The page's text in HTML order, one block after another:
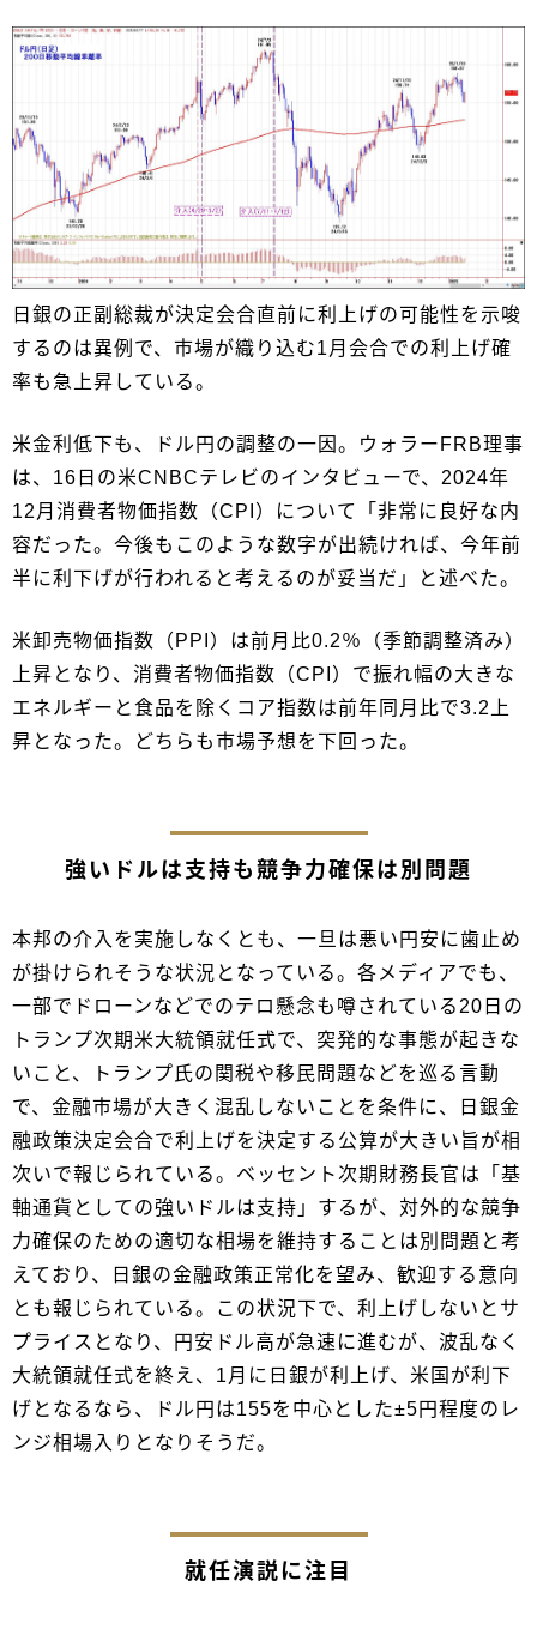
日銀の正副総裁が決定会合直前に利上げの可能性を示唆
するのは異例で、市場が織り込む1月会合での利上げ確
率も急上昇している。
米金利低下も、ドル円の調整の一因。ウォラーFRB理事
は、16日の米CNBCテレビのインタビューで、2024年
12月消費者物価指数（CPI）について「非常に良好な内
容だった。今後もこのような数字が出続ければ、今年前
半に利下げが行われると考えるのが妥当だ」と述べた。
米卸売物価指数（PPI）は前月比0.2％（季節調整済み）
上昇となり、消費者物価指数（CPI）で振れ幅の大きな
エネルギーと食品を除くコア指数は前年同月比で3.2上
昇となった。どちらも市場予想を下回った。
強いドルは支持も競争力確保は別問題
本邦の介入を実施しなくとも、一旦は悪い円安に歯止め
が掛けられそうな状況となっている。各メディアでも、
一部でドローンなどでのテロ懸念も噂されている20日の
トランプ次期米大統領就任式で、突発的な事態が起きな
いこと、トランプ氏の関税や移民問題などを巡る言動
で、金融市場が大きく混乱しないことを条件に、日銀金
融政策決定会合で利上げを決定する公算が大きい旨が相
次いで報じられている。ベッセント次期財務長官は「基
軸通貨としての強いドルは支持」するが、対外的な競争
力確保のための適切な相場を維持することは別問題と考
えており、日銀の金融政策正常化を望み、歓迎する意向
とも報じられている。この状況下で、利上げしないとサ
プライスとなり、円安ドル高が急速に進むが、波乱なく
大統領就任式を終え、1月に日銀が利上げ、米国が利下
げとなるなら、ドル円は155を中心とした±5円程度のレ
ンジ相場入りとなりそうだ。
就任演説に注目